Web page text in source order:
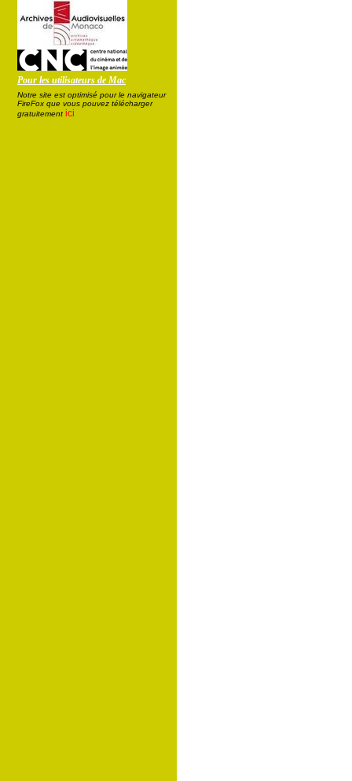
Pour les utilisateurs de Mac
Notre site est optimisé pour le navigateur
FireFox que vous pouvez télécharger
gratuitement ici